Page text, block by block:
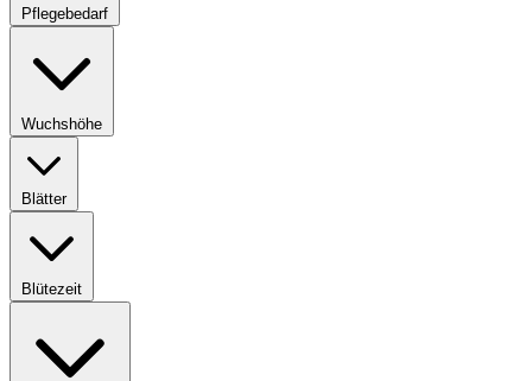
Pflegebedarf
Wuchshöhe
Blätter
Blütezeit